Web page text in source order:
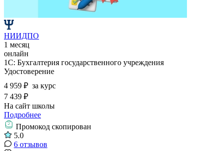
НИИДПО
1 месяц
онлайн
1С: Бухгалтерия государственного учреждения
Удостоверение
4 959 ₽ за курс
7 439 ₽
На сайт школы
Подробнее
Промокод скопирован
5.0
6 отзывов